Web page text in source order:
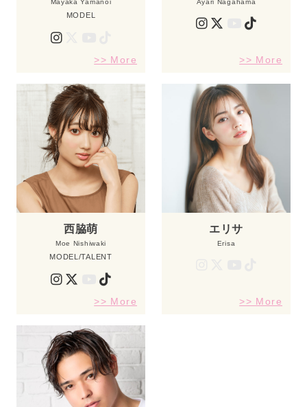
Mayaka Yamanoi
MODEL
>> More
Ayari Nagahama
>> More
西脇萌
Moe Nishiwaki
MODEL/TALENT
>> More
エリサ
Erisa
>> More